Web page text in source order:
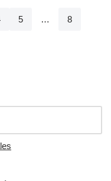
5 … 8